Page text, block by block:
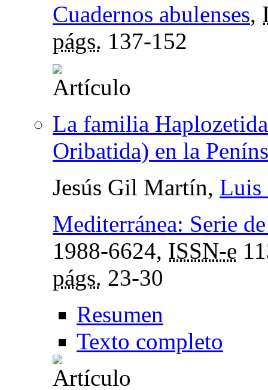
Cuadernos abulenses,
págs. 137-152
La familia
Oribatida) en la
Jesús Gil Martín, Luis
Mediterránea: Serie
1988-6624, ISSN-e
págs. 23-30
Resumen
Texto completo